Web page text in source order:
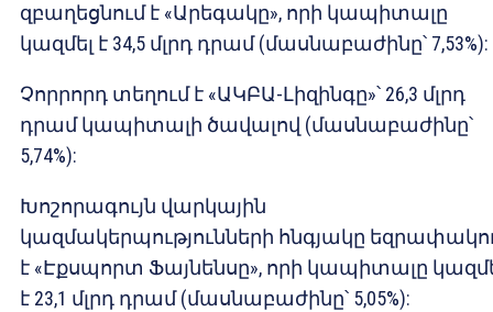
զբաղեցնում է «Արեգակը», որի կապիտալը
կազմել է 34,5 մլրդ դրամ (մասնաբաժինը՝ 7,53%):
Չորրորդ տեղում է «ԱԿԲԱ-Լիզինգը»՝ 26,3 մլրդ
դրամ կապիտալի ծավալով (մասնաբաժինը՝
5,74%):
Խոշորագույն վարկային
կազմակերպությունների հնգյակը
է «Էքսպորտ Ֆայնենսը», որի կապիտալը
է 23,1 մլրդ դրամ (մասնաբաժինը՝ 5,05%):